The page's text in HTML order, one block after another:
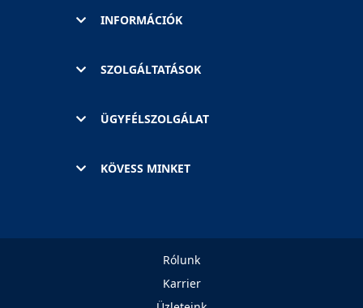
INFORMÁCIÓK
SZOLGÁLTATÁSOK
ÜGYFÉLSZOLGÁLAT
KÖVESS MINKET
Rólunk
Karrier